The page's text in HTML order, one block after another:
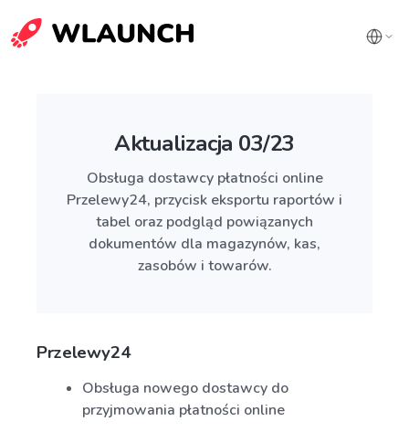
Aktualizacja 03/23
Obsługa dostawcy płatności online
Przelewy24, przycisk eksportu raportów i
tabel oraz podgląd powiązanych
dokumentów dla magazynów, kas,
zasobów i towarów.
Przelewy24
Obsługa nowego dostawcy do
przyjmowania płatności online